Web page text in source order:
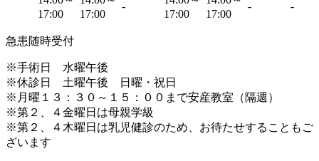
17:00
17:00
-
17:00
17:00
- -
急患随時受付
※手術日 水曜午後
※休診日 土曜午後 日曜・祝日
※月曜１３：３０～１５：００まで安産教室（隔週）
※第２、４金曜日は母親学級
※第２、４木曜日は乳児健診のため、お待たせすることもご
ざいます